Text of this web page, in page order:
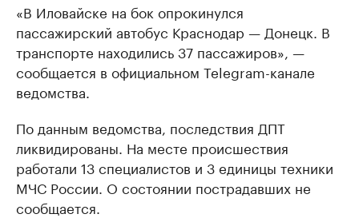
«В Иловайске на бок опрокинулся
пассажирский автобус Краснодар — Донецк. В
транспорте находились 37 пассажиров», —
сообщается в официальном Telegram-канале
ведомства.
По данным ведомства, последствия ДПТ
ликвидированы. На месте происшествия
работали 13 специалистов и 3 единицы техники
МЧС России. О состоянии пострадавших не
сообщается.